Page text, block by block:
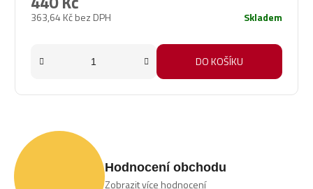
363,64 Kč bez DPH Skladem
DO KOŠÍKU
Hodnocení obchodu
Zobrazit více hodnocení